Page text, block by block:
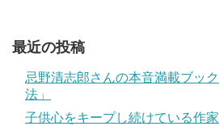
最近の投稿
忌野清志郎さんの本音満載ブッ
法」
子供心をキープし続けている作